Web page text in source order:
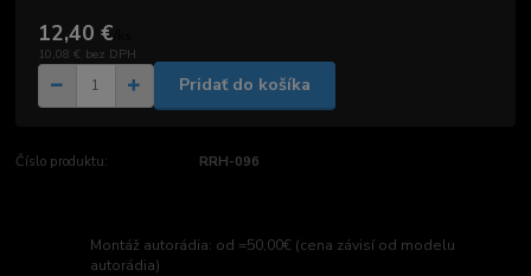
12,40 €
10,08 € bez DPH
Pridať do košíka
Číslo produktu: RRH-096
Montáž autorádia: od =50,00€ (cena závisí od modelu
autorádia)